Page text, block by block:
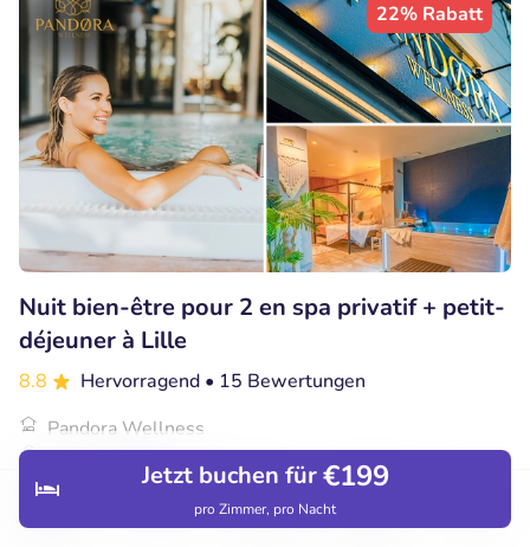
Entdecken Restaurants Buchungen
Jetzt buchen für€199
pro Zimmer, pro Nacht
22% Rabatt
Nuit bien-être pour 2 en spa privatif + petit-
déjeuner à Lille
8.8 Hervorragend • 15 Bewertungen
Pandora Wellness
Lille (99km)
Verkauft: 31